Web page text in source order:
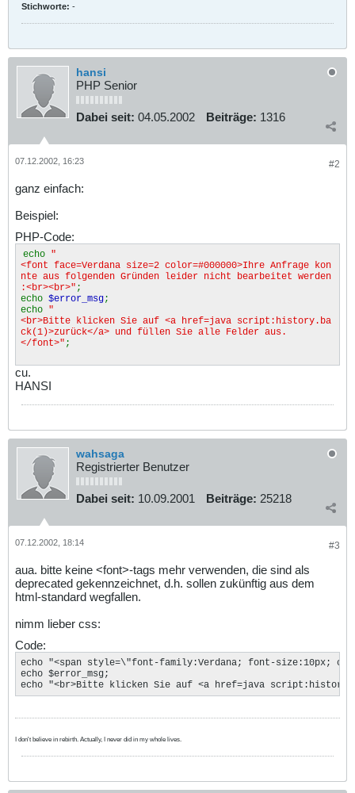
Stichworte: -
hansi
PHP Senior
Dabei seit: 04.05.2002 Beiträge: 1316
#2
07.12.2002, 16:23
ganz einfach:
Beispiel:
PHP-Code:
echo "
<font face=Verdana size=2 color=#000000>Ihre Anfrage kon
nte aus folgenden Gründen leider nicht bearbeitet werden
:<br><br>" ;
echo $error_msg;
echo "
<br>Bitte klicken Sie auf <a href=java script:history.ba
ck(1)>zurück</a> und füllen Sie alle Felder aus.
</font>" ;
cu.
HANSI
wahsaga
Registrierter Benutzer
Dabei seit: 10.09.2001 Beiträge: 25218
#3
07.12.2002, 18:14
aua. bitte keine <font>-tags mehr verwenden, die sind als
deprecated gekennzeichnet, d.h. sollen zukünftig aus dem
html-standard wegfallen.
nimm lieber css:
Code:
echo "<span style=\"font-family:Verdana; font-size:10px;
echo $error_msg;
echo "<br>Bitte klicken Sie auf <a href=java
I don't believe in rebirth. Actually, I never did in my whole lives.